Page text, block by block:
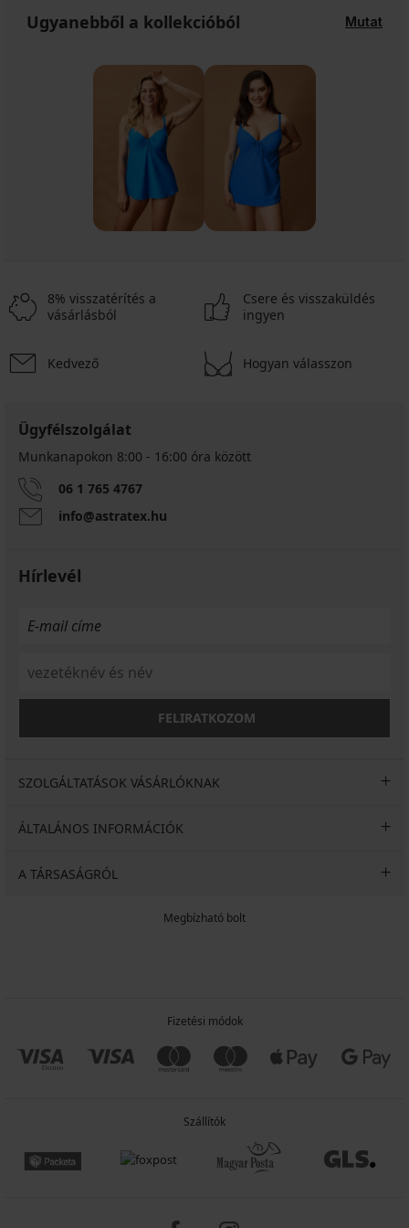
Ugyanebből a kollekcióból Mutat
8% visszatérítés a
vásárlásból
Csere és visszaküldés
ingyen
Kedvező Hogyan válasszon
Ügyfélszolgálat
Munkanapokon 8:00 - 16:00 óra között
06 1 765 4767
info@astratex.hu
Hírlevél
FELIRATKOZOM
SZOLGÁLTATÁSOK VÁSÁRLÓKNAK
ÁLTALÁNOS INFORMÁCIÓK
A TÁRSASÁGRÓL
Megbízható bolt
Fizetési módok
Szállítók